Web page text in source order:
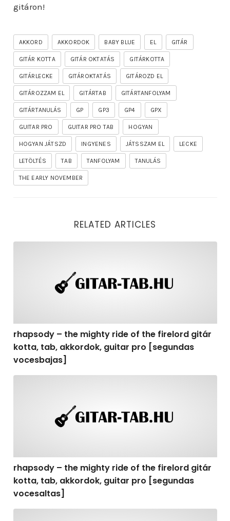
gitáron!
AKKORD AKKORDOK BABY BLUE EL GITÁR
GITÁR KOTTA GITÁR OKTATÁS GITÁRKOTTA
GITÁRLECKE GITÁROKTATÁS GITÁROZD EL
GITÁROZZAM EL GITÁRTAB GITÁRTANFOLYAM
GITÁRTANULÁS GP GP3 GP4 GPX
GUITAR PRO GUITAR PRO TAB HOGYAN
HOGYAN JÁTSZD INGYENES JÁTSSZAM EL LECKE
LETÖLTÉS TAB TANFOLYAM TANULÁS
THE EARLY NOVEMBER
RELATED ARTICLES
rhapsody – the mighty ride of the firelord gitár
kotta, tab, akkordok, guitar pro [segundas
vocesbajas]
rhapsody – the mighty ride of the firelord gitár
kotta, tab, akkordok, guitar pro [segundas
vocesaltas]